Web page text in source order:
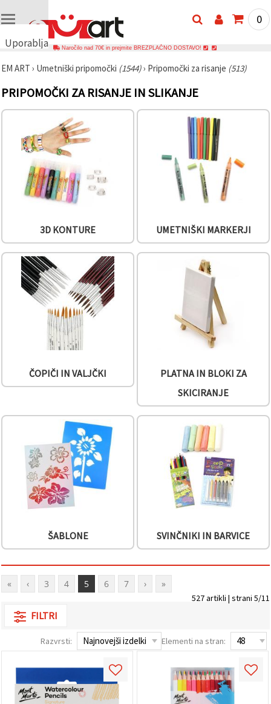
Uporabljamo
🍪
piškotke in
tehnologije,
zagotovimo
pravilno
delovanje
spletnega
izboljšamo
uporabniško
prikazujemo
ustreznejše
vsebine in
oglase, tudi
s pomočjo
strinjate z
piškotkov.
označite
preference z
določene
piškotkov
Sprejmi
0
Naročilo nad 70€ in prejmite BREZPLAČNO DOSTAVO!
EM ART › Umetniški pripomočki (1544)› Pripomočki za risanje (513)
PRIPOMOČKI ZA RISANJE IN SLIKANJE
3D KONTURE UMETNIŠKI MARKERJI
ČOPIČI IN VALJČKI
PLATNA IN BLOKI ZA
SKICIRANJE
ŠABLONE SVINČNIKI IN BARVICE
« ‹ 3 4 5 6 7 › »
527 artikli | strani 5/11
FILTRI
Razvrsti: Elementi na stran: